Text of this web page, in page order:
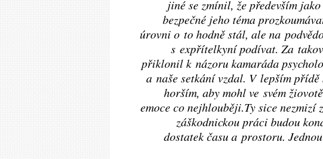
jiné se zmínil, že především
bezpečné jeho téma
úrovni o to hodně stál, ale na
s expřítelkyní podívat. Za
přiklonil k názoru kamaráda
a naše setkání vzdal. V lepším
horším, aby mohl ve svém
emoce co nejhlouběji.Ty sice nezmizí
záškodnickou práci budou
dostatek času a prostoru.